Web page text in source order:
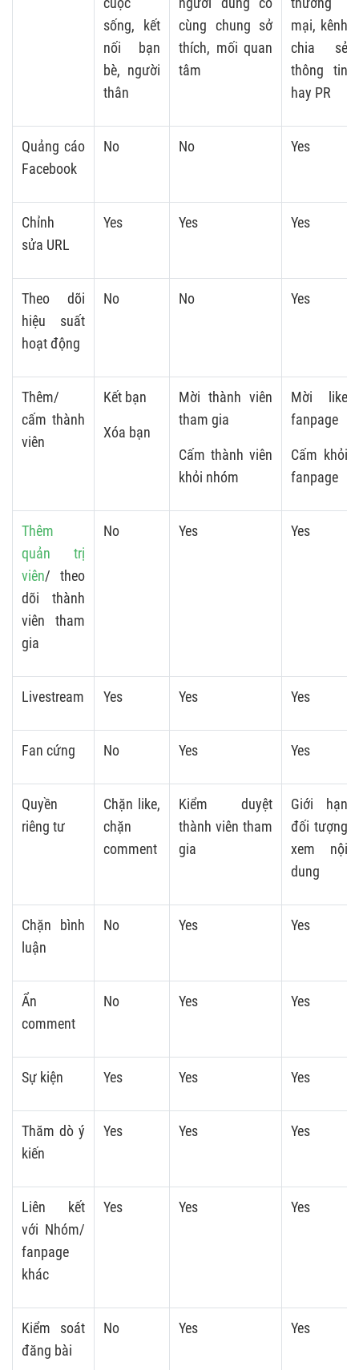
sống, kết
nối bạn
bè, người
thân
cùng chung sở
thích, mối quan
tâm
mại, kênh
chia sẻ
thông tin
hay PR
Quảng cáo
Facebook
No No Yes
Chỉnh
sửa URL
Yes Yes Yes
Theo dõi
hiệu suất
hoạt động
No No Yes
Thêm/
cấm thành
viên
Kết bạn
Xóa bạn
Mời thành viên
tham gia
Cấm thành viên
khỏi nhóm
Mời like
fanpage
Cấm khỏi
fanpage
Thêm
quản trị
viên/ theo
dõi thành
viên tham
gia
No Yes Yes
Livestream Yes Yes Yes
Fan cứng No Yes Yes
Quyền
riêng tư
Chặn like,
chặn
comment
Kiểm duyệt
thành viên tham
gia
Giới hạn
đối tượng
xem nội
dung
Chặn bình
luận
No Yes Yes
Ẩn
comment
No Yes Yes
Sự kiện Yes Yes Yes
Thăm dò ý
kiến
Yes Yes Yes
Liên kết
với Nhóm/
fanpage
khác
Yes Yes Yes
Kiểm soát
đăng bài
No Yes Yes